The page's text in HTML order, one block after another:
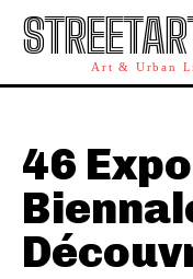
Art & Urban
46